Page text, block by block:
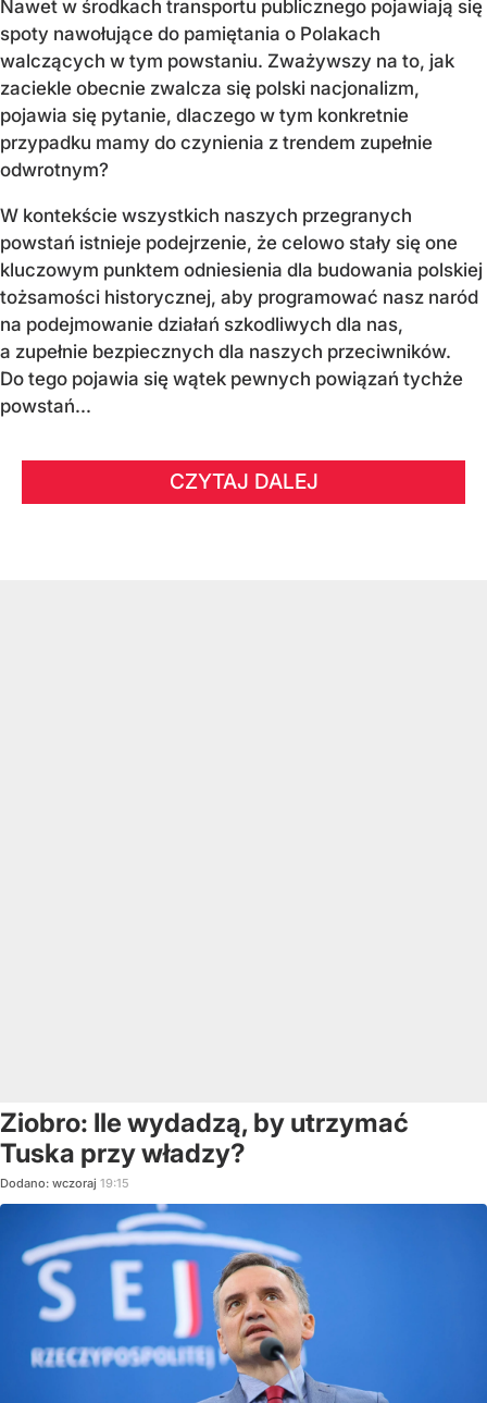
Nawet w środkach transportu publicznego pojawiają się
spoty nawołujące do pamiętania o Polakach
walczących w tym powstaniu. Zważywszy na to, jak
zaciekle obecnie zwalcza się polski nacjonalizm,
pojawia się pytanie, dlaczego w tym konkretnie
przypadku mamy do czynienia z trendem zupełnie
odwrotnym?
W kontekście wszystkich naszych przegranych
powstań istnieje podejrzenie, że celowo stały się one
kluczowym punktem odniesienia dla budowania polskiej
tożsamości historycznej, aby programować nasz naród
na podejmowanie działań szkodliwych dla nas,
a zupełnie bezpiecznych dla naszych przeciwników.
Do tego pojawia się wątek pewnych powiązań tychże
powstań...
CZYTAJ DALEJ
Ziobro: Ile wydadzą, by utrzymać
Tuska przy władzy?
Dodano: wczoraj 19:15